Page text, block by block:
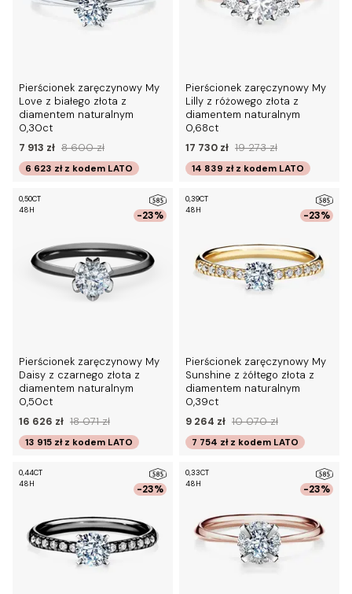
Pierścionek zaręczynowy My
Love z białego złota z
diamentem naturalnym
0,30ct
7 913 zł 8 600 zł
6 623 zł z kodem LATO
Pierścionek zaręczynowy My
Lilly z różowego złota z
diamentem naturalnym
0,68ct
17 730 zł 19 273 zł
14 839 zł z kodem LATO
-23%
0,50CT
48H
Pierścionek zaręczynowy My
Daisy z czarnego złota z
diamentem naturalnym
0,50ct
16 626 zł 18 071 zł
13 915 zł z kodem LATO
-23%
0,39CT
48H
Pierścionek zaręczynowy My
Sunshine z żółtego złota z
diamentem naturalnym
0,39ct
9 264 zł 10 070 zł
7 754 zł z kodem LATO
-23%
0,44CT
48H
-23%
0,33CT
48H